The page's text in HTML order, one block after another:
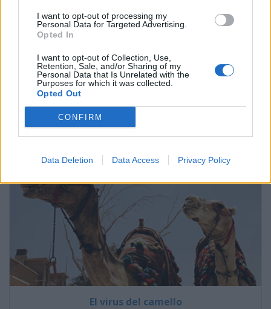
I want to opt-out of processing my
Personal Data for Targeted Advertising.
Opted In
I want to opt-out of Collection, Use,
Retention, Sale, and/or Sharing of my
Personal Data that Is Unrelated with the
Purposes for which it was collected.
Opted Out
CONFIRM
Data Deletion Data Access Privacy Policy
Pregúntale al médico
El virus del camello